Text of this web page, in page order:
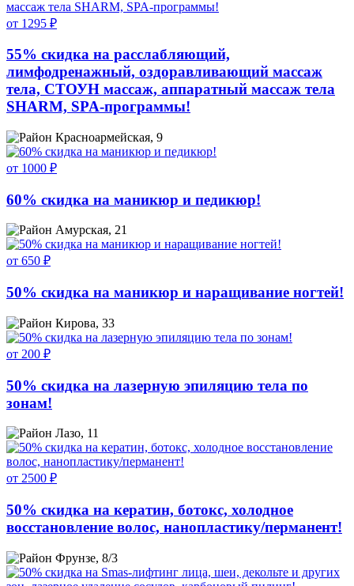
от 1295 ₽
55% скидка на расслабляющий,
лимфодренажный, оздоравливающий массаж
тела, СТОУН массаж, аппаратный массаж тела
SHARM, SPA-программы!
Красноармейская, 9
от 1000 ₽
60% скидка на маникюр и педикюр!
Амурская, 21
от 650 ₽
50% скидка на маникюр и наращивание ногтей!
Кирова, 33
от 200 ₽
50% скидка на лазерную эпиляцию тела по
зонам!
Лазо, 11
от 2500 ₽
50% скидка на кератин, ботокс, холодное
восстановление волос, нанопластику/перманент!
Фрунзе, 8/3